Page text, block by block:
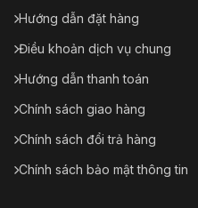
Hướng dẫn đặt hàng
Điều khoản dịch vụ chung
Hướng dẫn thanh toán
Chính sách giao hàng
Chính sách đổi trả hàng
Chính sách bảo mật thông tin